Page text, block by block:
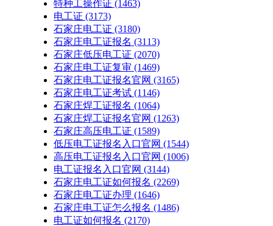
特种工操作证 (1463)
电工证 (3173)
石家庄电工证 (3180)
石家庄电工证报名 (3113)
石家庄低压电工证 (2070)
石家庄电工证复审 (1469)
石家庄电工证报名官网 (3165)
石家庄电工证考试 (1146)
石家庄焊工证报名 (1064)
石家庄焊工证报名官网 (1263)
石家庄高压电工证 (1589)
低压电工证报名入口官网 (1544)
高压电工证报名入口官网 (1006)
电工证报名入口官网 (3144)
石家庄电工证如何报名 (2269)
石家庄电工证办理 (1646)
石家庄电工证怎么报名 (1486)
电工证如何报名 (2170)